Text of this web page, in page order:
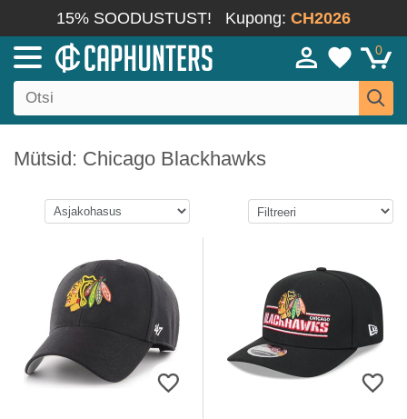
15% SOODUSTUST! Kupong: CH2026
0
Mütsid: Chicago Blackhawks